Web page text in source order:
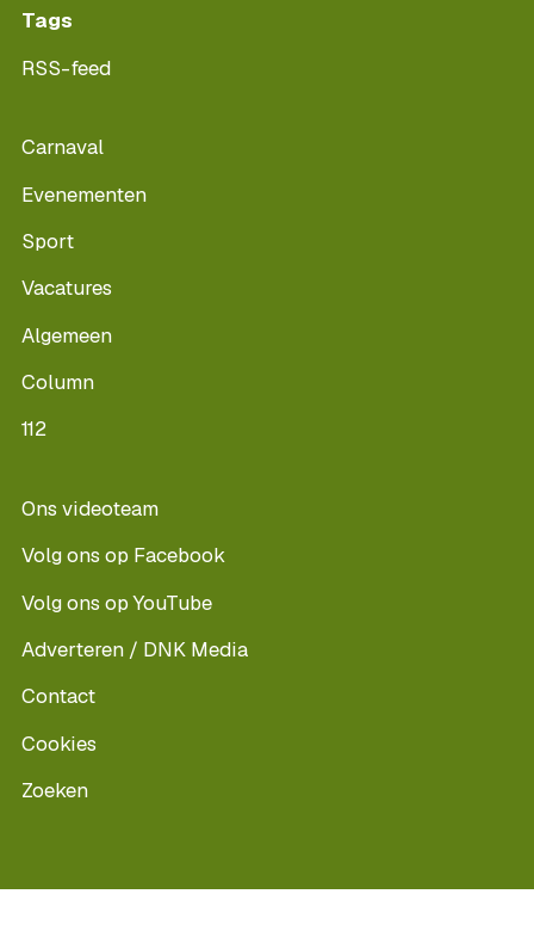
Tags
RSS-feed
Carnaval
Evenementen
Sport
Vacatures
Algemeen
Column
112
Ons videoteam
Volg ons op Facebook
Volg ons op YouTube
Adverteren / DNK Media
Contact
Cookies
Zoeken